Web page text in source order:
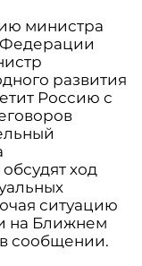
министра
Федерации
развития
Россию с
ход
ситуацию
на Ближнем
в сообщении.